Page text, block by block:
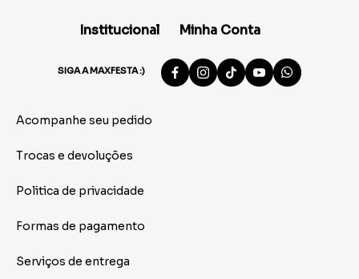
Institucional Minha Conta
SIGA A MAXFESTA :)
Acompanhe seu pedido
Trocas e devoluções
Politica de privacidade
Formas de pagamento
Serviços de entrega